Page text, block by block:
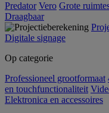
Predator Vero Grote
Draagbaar
Digitale signage
Op categorie
Professioneel grootformaat
en touchfunctionaliteit
Elektronica en accessoires